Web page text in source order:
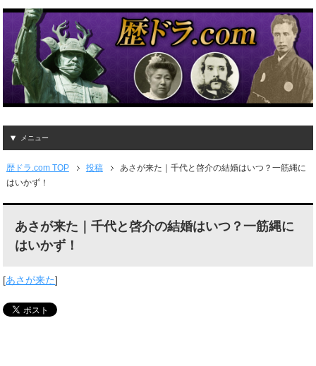
メニュー
歴ドラ.com TOP 投稿
あさが来た｜千代と啓介の結婚はいつ？一筋縄に
はいかず！
あさが来た｜千代と啓介の結婚はいつ？一筋縄に
はいかず！
[あさが来た]